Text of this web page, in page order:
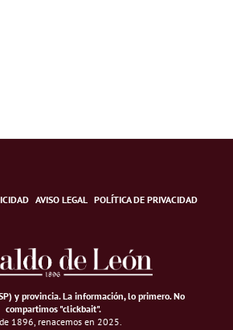
AVISO LEGAL POLÍTICA DE PRIVACIDAD
y provincia. La información, lo primero.No
compartimos "clickbait".
1896, renacemos en 2025.